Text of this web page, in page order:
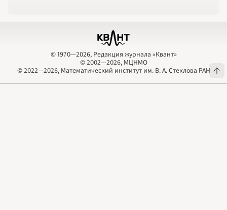
© 1970—2026, Редакция журнала «Квант»
© 2002—2026, МЦНМО
© 2022—2026, Математический институт им. В. А. Стеклова РАН
© 1970—2026, Редакция журнала «Квант»
© 2002—2026, МЦНМО
© 2022—2026, Математический институт им. В. А. Стеклова РАН